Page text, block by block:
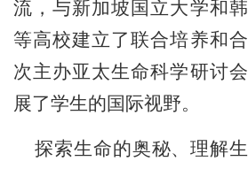
流，与新加坡国立大学和
等高校建立了联合培养和
次主办亚太生命科学研讨
展了学生的国际视野。
探索生命的奥秘、理解